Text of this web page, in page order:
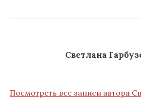
Светлана
Посмотреть все записи автора